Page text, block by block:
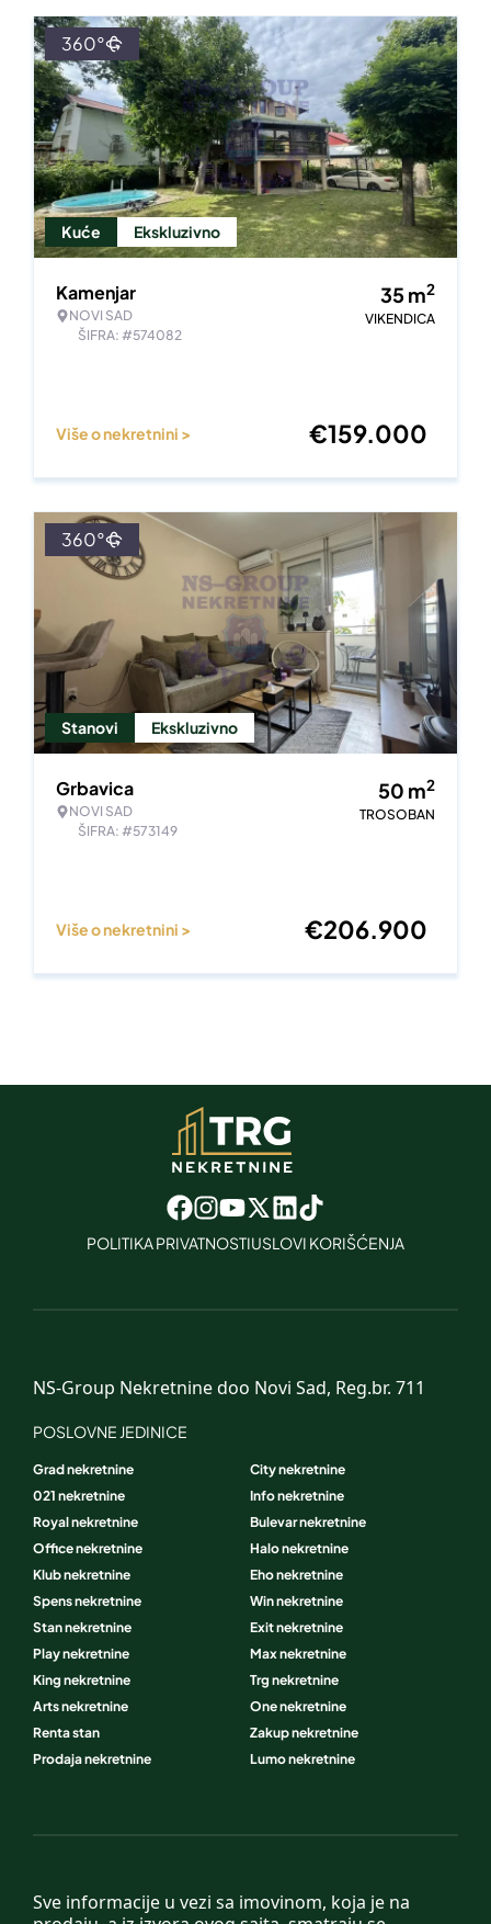
Kuće Ekskluzivno
360°
Kamenjar
NOVI SAD
ŠIFRA: #574082
35m2
VIKENDICA
Više o nekretnini > €159.000
Stanovi Ekskluzivno
360°
Grbavica
NOVI SAD
ŠIFRA: #573149
50 m2
TROSOBAN
Više o nekretnini > €206.900
POLITIKA PRIVATNOSTIUSLOVI KORIŠĆENJA
Sve informacije u vezi sa imovinom, koja je na
NS-Group Nekretnine doo Novi Sad, Reg.br. 711
POSLOVNE JEDINICE
Grad nekretnine
City nekretnine
021 nekretnine
Info nekretnine
Royal nekretnine
Bulevar nekretnine
Office nekretnine
Halo nekretnine
Klub nekretnine
Eho nekretnine
Spens nekretnine
Win nekretnine
Stan nekretnine
Exit nekretnine
Play nekretnine
Max nekretnine
King nekretnine
Trg nekretnine
Arts nekretnine
One nekretnine
Renta stan
Zakup nekretnine
Prodaja nekretnine
Lumo nekretnine